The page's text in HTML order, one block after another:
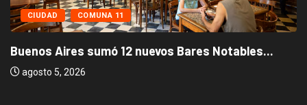
CIUDAD COMUNA 11
Buenos Aires sumó 12 nuevos Bares Notables...
agosto 5, 2026